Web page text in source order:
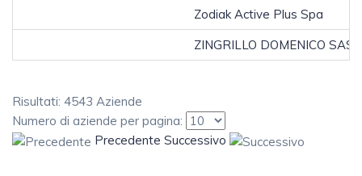
Zodiak Active Plus Spa
ZINGRILLO DOMENICO SAS
Risultati: 4543 Aziende
Numero di aziende per pagina:
Precedente Successivo